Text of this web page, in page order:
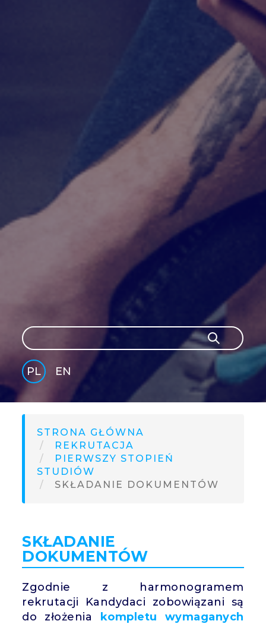
Szukaj
Szukaj
PL
EN
SH
STRONA GŁÓWNA
REKRUTACJA
PIERWSZY STOPIEŃ
STUDIÓW
SKŁADANIE DOKUMENTÓW
SKŁADANIE
DOKUMENTÓW
Zgodnie z harmonogramem
rekrutacji Kandydaci zobowiązani są
do złożenia
kompletu wymaganych